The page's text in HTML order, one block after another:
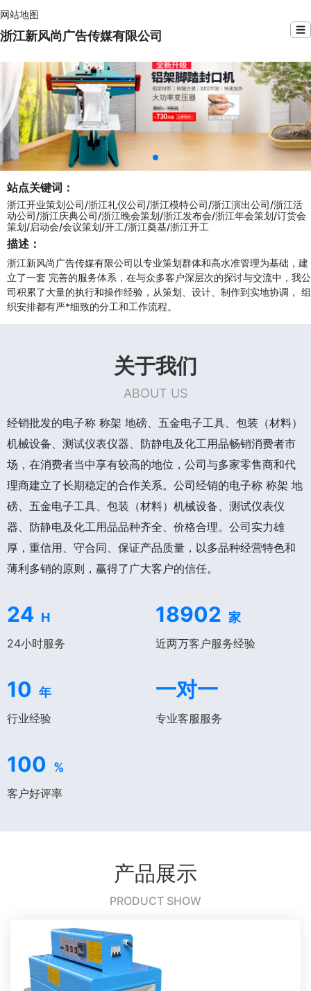
网站地图
浙江新风尚广告传媒有限公司 ☰
站点关键词：
浙江开业策划公司/浙江礼仪公司/浙江模特公司/浙江演出公司/浙江活
动公司/浙江庆典公司/浙江晚会策划/浙江发布会/浙江年会策划/订货会
策划/启动会/会议策划/开工/浙江奠基/浙江开工
描述：
浙江新风尚广告传媒有限公司以专业策划群体和高水准管理为基础，建
立了一套 完善的服务体系，在与众多客户深层次的探讨与交流中，我公
司积累了大量的执行和操作经验，从策划、设计、制作到实地协调， 组
织安排都有严*细致的分工和工作流程。
关于我们
ABOUT US
经销批发的电子称 称架 地磅、五金电子工具、包装（材料）
机械设备、测试仪表仪器、防静电及化工用品畅销消费者市
场，在消费者当中享有较高的地位，公司与多家零售商和代
理商建立了长期稳定的合作关系。公司经销的电子称 称架 地
磅、五金电子工具、包装（材料）机械设备、测试仪表仪
器、防静电及化工用品品种齐全、价格合理。公司实力雄
厚，重信用、守合同、保证产品质量，以多品种经营特色和
薄利多销的原则，赢得了广大客户的信任。
24 H
24小时服务
18902 家
近两万客户服务经验
10 年
行业经验
一对一
专业客服服务
100 %
客户好评率
产品展示
PRODUCT SHOW